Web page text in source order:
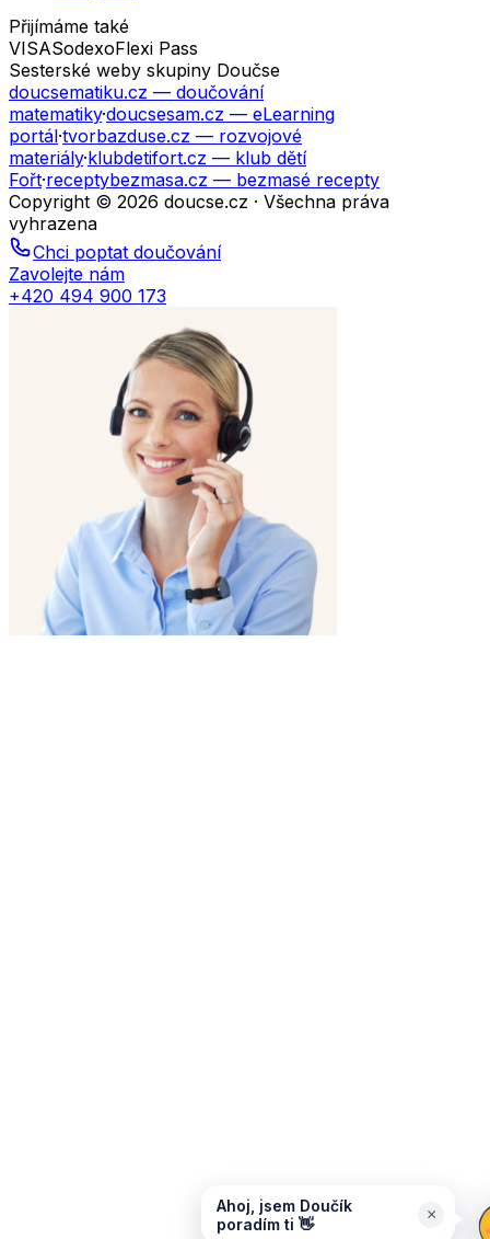
Přijímáme také
VISASodexoFlexi Pass
Sesterské weby skupiny Doučse
doucsematiku.cz — doučování
matematiky·doucsesam.cz — eLearning
portál·tvorbazduse.cz — rozvojové
materiály·klubdetifort.cz — klub dětí
Fořt·receptybezmasa.cz — bezmasé recepty
Copyright © 2026 doucse.cz · Všechna práva
vyhrazena
Chci poptat doučování
Zavolejte nám
+420 494 900 173
Ahoj, jsem Doučík
poradím ti 👋
×